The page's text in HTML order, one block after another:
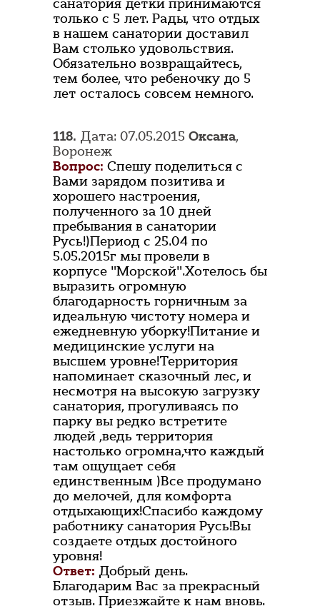
санатория детки принимаются
только с 5 лет. Рады, что отдых
в нашем санатории доставил
Вам столько удовольствия.
Обязательно возвращайтесь,
тем более, что ребеночку до 5
лет осталось совсем немного.
118. Дата: 07.05.2015 Оксана,
Воронеж
Вопрос: Спешу поделиться с
Вами зарядом позитива и
хорошего настроения,
полученного за 10 дней
пребывания в санатории
Русь!)Период с 25.04 по
5.05.2015г мы провели в
корпусе "Морской".Хотелось бы
выразить огромную
благодарность горничным за
идеальную чистоту номера и
ежедневную уборку!Питание и
медицинские услуги на
высшем уровне!Территория
напоминает сказочный лес, и
несмотря на высокую загрузку
санатория, прогуливаясь по
парку вы редко встретите
людей ,ведь территория
настолько огромна,что каждый
там ощущает себя
единственным )Все продумано
до мелочей, для комфорта
отдыхающих!Спасибо каждому
работнику санатория Русь!Вы
создаете отдых достойного
уровня!
Ответ: Добрый день.
Благодарим Вас за прекрасный
отзыв. Приезжайте к нам вновь.